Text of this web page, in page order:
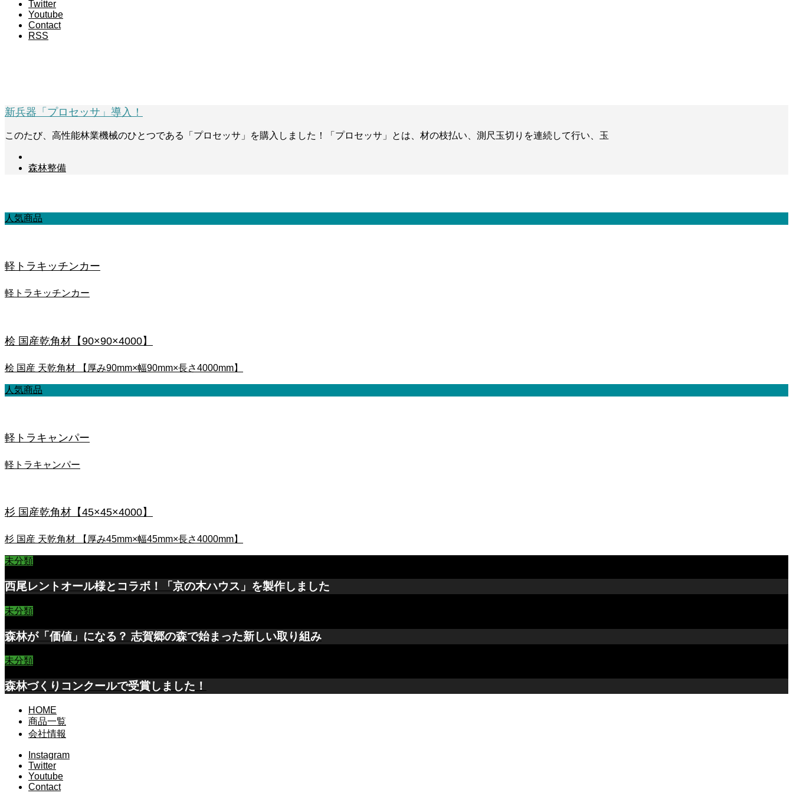
Twitter
Youtube
Contact
RSS
新兵器「プロセッサ」導入！
このたび、高性能林業機械のひとつである「プロセッサ」を購入しました！「プロセッサ」とは、材の枝払い、測尺玉切りを連続して行い、玉
森林整備
人気商品
軽トラキッチンカー
軽トラキッチンカー
桧 国産乾角材【90×90×4000】
桧 国産 天乾角材 【厚み90mm×幅90mm×長さ4000mm】
人気商品
軽トラキャンパー
軽トラキャンパー
杉 国産乾角材【45×45×4000】
杉 国産 天乾角材 【厚み45mm×幅45mm×長さ4000mm】
未分類
西尾レントオール様とコラボ！「京の木ハウス」を製作しました
未分類
森林が「価値」になる？ 志賀郷の森で始まった新しい取り組み
未分類
森林づくりコンクールで受賞しました！
HOME
商品一覧
会社情報
Instagram
Twitter
Youtube
Contact